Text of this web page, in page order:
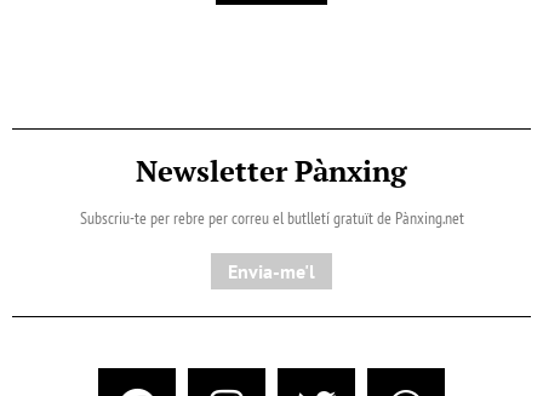
Newsletter Pànxing
Subscriu-te per rebre per correu el butlletí gratuït de Pànxing.net​
Envia-me'l